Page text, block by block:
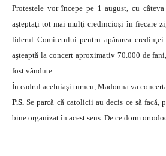
Protestele vor începe pe 1 august, cu
aşteptaţi tot mai mulţi credincioşi în fiecare
liderul Comitetului pentru apărarea
aşteaptă la concert aproximativ 70.000 de
fost vândute
În cadrul aceluiaşi turneu, Madonna va
P.S.Se parcă că catolicii au decis ce să facă,
bine organizat în acest sens. De ce dorm